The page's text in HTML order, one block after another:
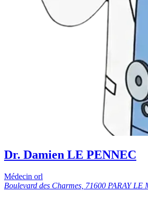
Dr. Damien LE PENNEC
Médecin orl
Boulevard des Charmes, 71600 PARAY LE